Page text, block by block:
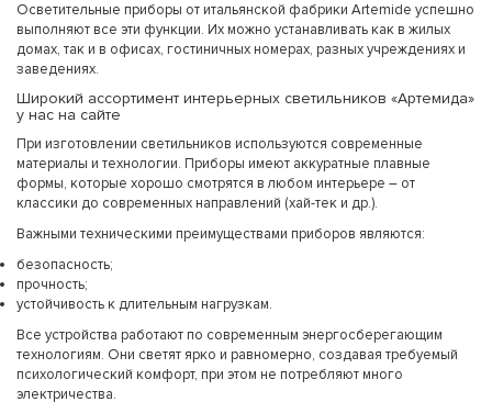
Осветительные приборы от итальянской фабрики Artemide успешно
выполняют все эти функции. Их можно устанавливать как в жилых
домах, так и в офисах, гостиничных номерах, разных учреждениях и
заведениях.
Широкий ассортимент интерьерных светильников «Артемида»
у нас на сайте
При изготовлении светильников используются современные
материалы и технологии. Приборы имеют аккуратные плавные
формы, которые хорошо смотрятся в любом интерьере – от
классики до современных направлений (хай-тек и др.).
Важными техническими преимуществами приборов являются:
безопасность;
прочность;
устойчивость к длительным нагрузкам.
Все устройства работают по современным энергосберегающим
технологиям. Они светят ярко и равномерно, создавая требуемый
психологический комфорт, при этом не потребляют много
электричества.